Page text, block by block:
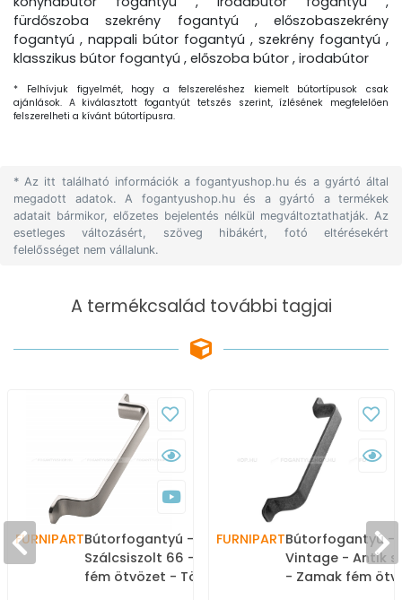
fürdőszoba szekrény fogantyú , előszobaszekrény
fogantyú , nappali bútor fogantyú , szekrény fogantyú ,
klasszikus bútor fogantyú , előszoba bútor , irodabútor
* Felhívjuk figyelmét, hogy a felszereléshez kiemelt bútortípusok csak
ajánlások. A kiválasztott fogantyút tetszés szerint, ízlésének megfelelően
felszerelheti a kívánt bútortípusra.
* Az itt található információk a fogantyushop.hu és a gyártó által
megadott adatok. A fogantyushop.hu és a gyártó a termékek
adatait bármikor, előzetes bejelentés nélkül megváltoztathatják. Az
esetleges változásért, szöveg hibákért, fotó eltérésekért
felelősséget nem vállalunk.
A termékcsalád további tagjai
FURNIPARTBútorfogantyú - RIO -
Szálcsiszolt 66 - Zamak
fém ötvözet - Több
FURNIPARTBútorfogantyú -
Vintage - Antik
- Zamak fém